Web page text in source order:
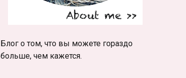
Блог о том, что вы можете гораздо
больше, чем кажется.